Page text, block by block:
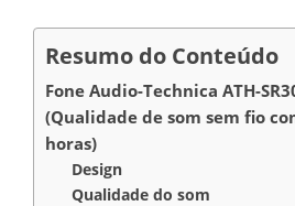
Resumo do Conteúdo
Fone Audio-Technica ATH-
(Qualidade de som sem fio
horas)
Design
Qualidade do som